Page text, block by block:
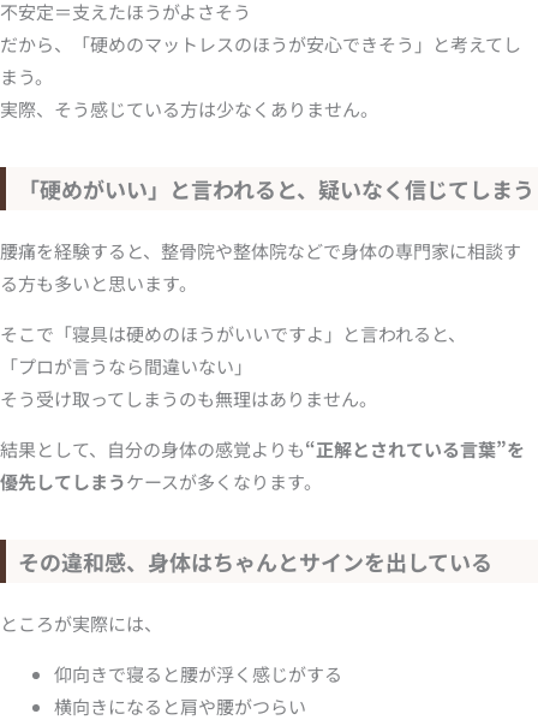
不安定＝支えたほうがよさそう
だから、「硬めのマットレスのほうが安心できそう」と考えてし
まう。
実際、そう感じている方は少なくありません。
「硬めがいい」と言われると、疑いなく信じてしまう
腰痛を経験すると、整骨院や整体院などで身体の専門家に相談す
る方も多いと思います。
そこで「寝具は硬めのほうがいいですよ」と言われると、
「プロが言うなら間違いない」
そう受け取ってしまうのも無理はありません。
結果として、自分の身体の感覚よりも“正解とされている言葉”を
優先してしまうケースが多くなります。
その違和感、身体はちゃんとサインを出している
ところが実際には、
仰向きで寝ると腰が浮く感じがする
横向きになると肩や腰がつらい